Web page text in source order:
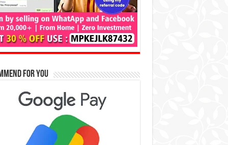
for You